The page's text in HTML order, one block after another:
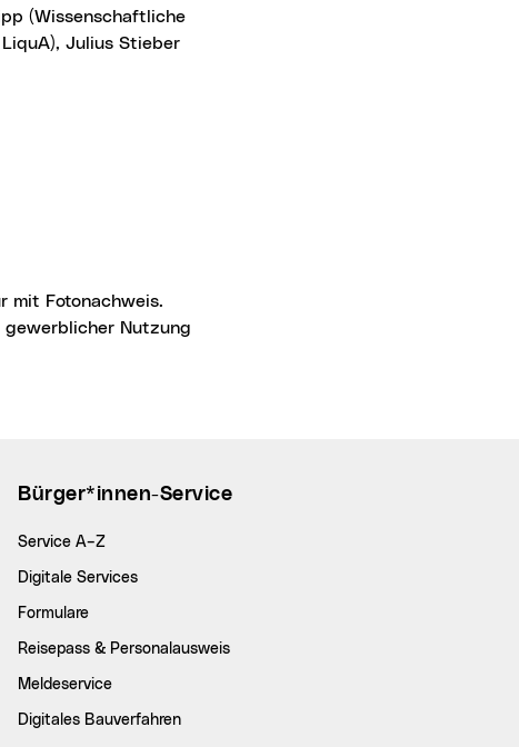
(Wissenschaftliche
Julius Stieber
gewerblicher Nutzung
Bürger*innen-Service
Service A–Z
Digitale Services
Formulare
Reisepass & Personalausweis
Meldeservice
Digitales Bauverfahren